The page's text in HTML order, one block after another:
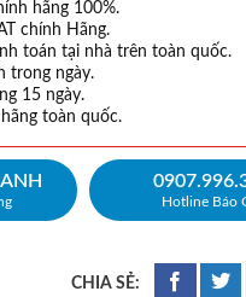
hãng 100%.
chính Hãng.
toán tại nhà trên toàn quốc.
trong ngày.
15 ngày.
toàn quốc.
Hotline Báo